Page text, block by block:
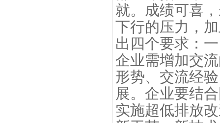
就。成绩可喜
下行的压力，
出四个要求：
企业需增加交
形势、交流经
展。企业要结
实施超低排放